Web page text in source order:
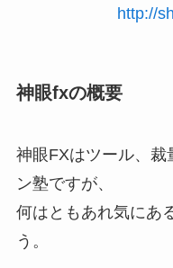
http://
神眼fxの概要
神眼FXはツール、裁
ン塾ですが、
何はともあれ気にあ
う。